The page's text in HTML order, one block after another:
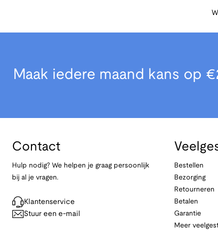
Maak iedere maand kans op
Contact
Hulp nodig? We helpen je graag persoonlijk
bij al je vragen.
Klantenservice
Stuur een e-mail
Bestellen
Bezorging
Retourneren
Betalen
Garantie
Meer